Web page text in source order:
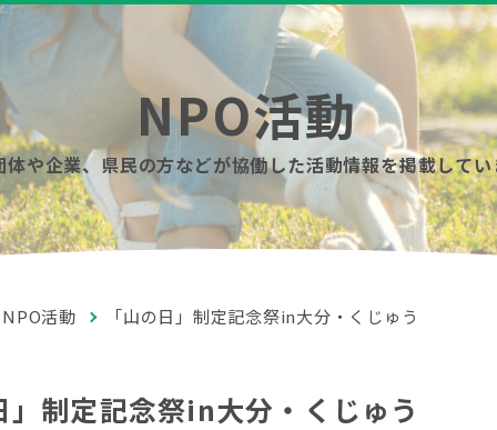
NPO活動
体や企業、県民の方などが協働した活動情報を掲載してい
NPO活動 「山の日」制定記念祭in大分・くじゅう
」制定記念祭in大分・くじゅう